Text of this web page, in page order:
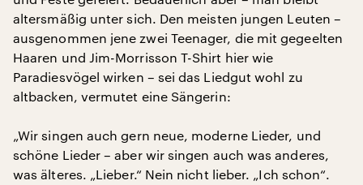
altersmäßig unter sich. Den meisten jungen Leuten –
ausgenommen jene zwei Teenager, die mit gegeelten
Haaren und Jim-Morrisson T-Shirt hier wie
Paradiesvögel wirken – sei das Liedgut wohl zu
altbacken, vermutet eine Sängerin:
„Wir singen auch gern neue, moderne Lieder, und
schöne Lieder – aber wir singen auch was anderes,
was älteres. „Lieber.“ Nein nicht lieber. „Ich schon“.